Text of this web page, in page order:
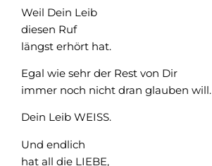
Weil Dein Leib
diesen Ruf
längst erhört hat.
Egal wie sehr der Rest von Dir
immer noch nicht dran glauben will.
Dein Leib WEISS.
Und endlich
hat all die LIEBE,